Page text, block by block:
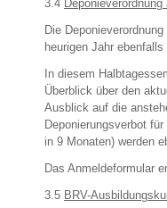
3.4
Die
heurigen Jahr
In diesem
Überblick über den
Ausblick auf die
Deponierungsverbot
in 9 Monaten) werden
Das Anmeldeformular
3.5 BRV-